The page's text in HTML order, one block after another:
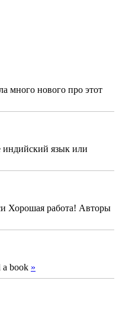
много нового про этот
индийский язык или
Хорошая работа! Авторы
a book »